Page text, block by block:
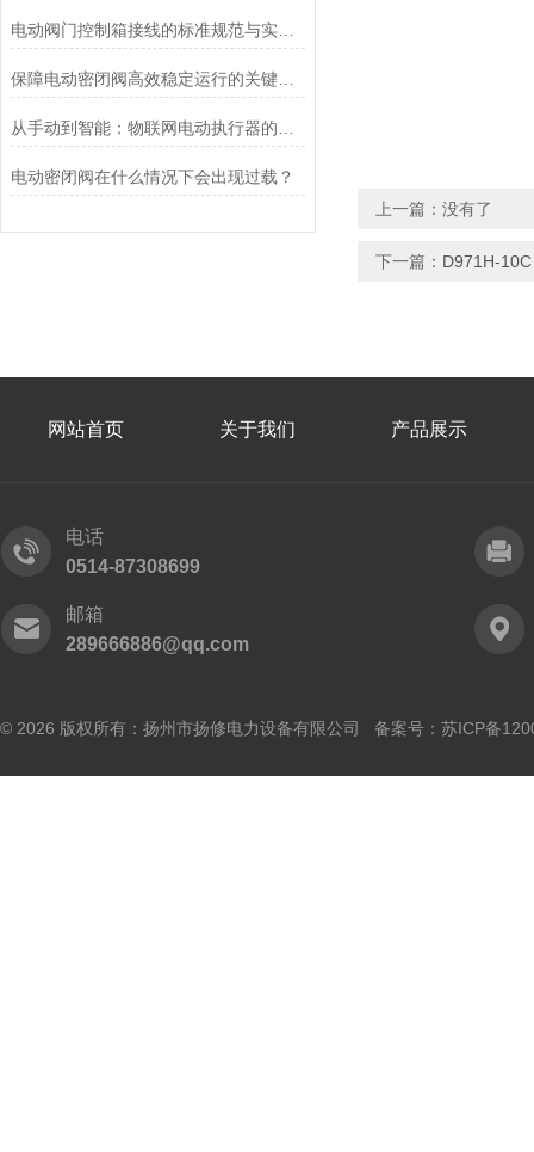
保障电动密闭阀高效稳定运行的关键举措
电动密闭阀在什么情况下会出现过载？
上一篇：没有了
下一篇： D971H-
网站首页 关于我们 产品展示
电话
0514-87308699
邮箱
289666886@qq.com
© 2026 版权所有：扬州市扬修电力设备有限公司 备案号： 苏ICP备